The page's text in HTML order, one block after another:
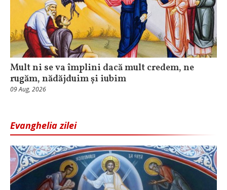
Mult ni se va împlini dacă mult credem, ne
rugăm, nădăjduim și iubim
09 Aug, 2026
Evanghelia zilei